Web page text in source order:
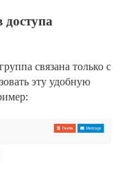
связана только с
эту удобную